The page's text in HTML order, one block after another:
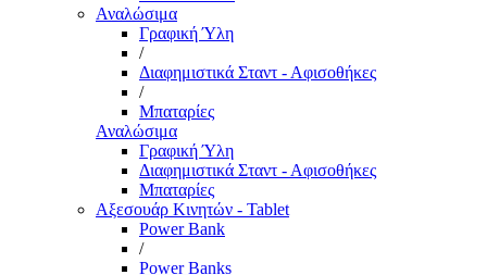
Αναλώσιμα
Γραφική Ύλη
/
Διαφημιστικά Σταντ - Αφισοθήκες
/
Μπαταρίες
Αναλώσιμα
Γραφική Ύλη
Διαφημιστικά Σταντ - Αφισοθήκες
Μπαταρίες
Αξεσουάρ Κινητών - Tablet
Power Bank
/
Power Banks